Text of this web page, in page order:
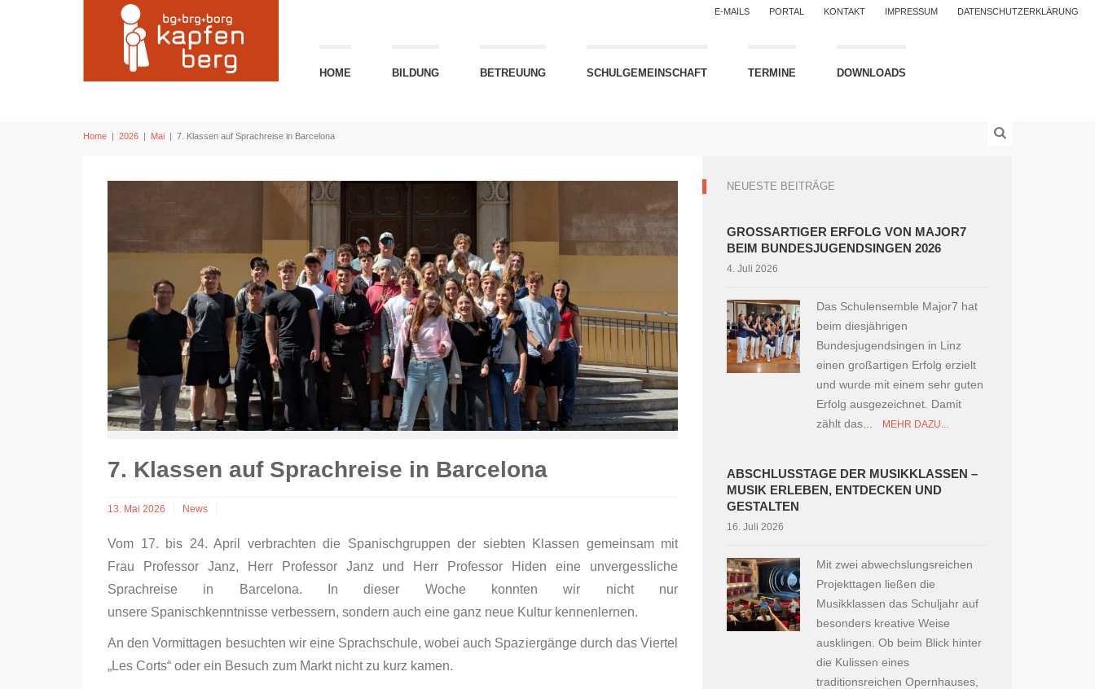
E-MAILS PORTAL KONTAKT IMPRESSUM DATENSCHUTZERKLÄRUNG
HOME BILDUNG BETREUUNG SCHULGEMEINSCHAFT TERMINE DOWNLOADS
Home | 2026 | Mai | 7. Klassen auf Sprachreise in Barcelona
7. Klassen auf Sprachreise in Barcelona
13. Mai 2026 News
Vom 17. bis 24. April verbrachten die Spanischgruppen der siebten Klassen gemeinsam mit
Frau Professor Janz, Herr Professor Janz und Herr Professor Hiden eine unvergessliche
Sprachreise in Barcelona. In dieser Woche konnten wir nicht nur
unsere Spanischkenntnisse verbessern, sondern auch eine ganz neue Kultur kennenlernen.
An den Vormittagen besuchten wir eine Sprachschule, wobei auch Spaziergänge durch das Viertel
„Les Corts“ oder ein Besuch zum Markt nicht zu kurz kamen.
NEUESTE BEITRÄGE
GROSSARTIGER ERFOLG VON MAJOR7 B
EIM BUNDESJUGENDSINGEN 2026
4. Juli 2026
Das Schulensemble Major7 hat
beim diesjährigen
Bundesjugendsingen in Linz
einen großartigen Erfolg erzielt
und wurde mit einem sehr guten
Erfolg ausgezeichnet. Damit
zählt das...
MEHR DAZU...
ABSCHLUSSTAGE DER MUSIKKLASSEN –
MUSIK ERLEBEN, ENTDECKEN UND
GESTALTEN
16. Juli 2026
Mit zwei abwechslungsreichen
Projekttagen ließen die
Musikklassen das Schuljahr auf
besonders kreative Weise
ausklingen. Ob beim Blick hinter
die Kulissen eines
traditionsreichen Opernhauses,